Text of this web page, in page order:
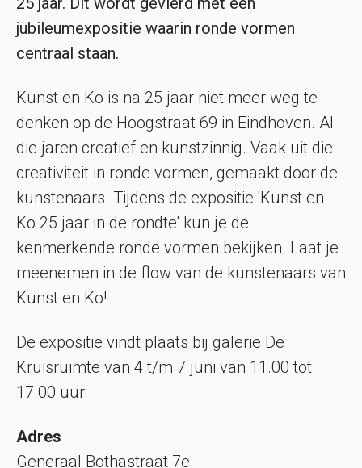
jubileumexpositie waarin ronde vormen
centraal staan.
Kunst en Ko is na 25 jaar niet meer weg te
denken op de Hoogstraat 69 in Eindhoven. Al
die jaren creatief en kunstzinnig. Vaak uit die
creativiteit in ronde vormen, gemaakt door de
kunstenaars. Tijdens de expositie 'Kunst en
Ko 25 jaar in de rondte' kun je de
kenmerkende ronde vormen bekijken. Laat je
meenemen in de flow van de kunstenaars van
Kunst en Ko!
De expositie vindt plaats bij galerie De
Kruisruimte van 4 t/m 7 juni van 11.00 tot
17.00 uur.
Adres
Generaal Bothastraat 7e